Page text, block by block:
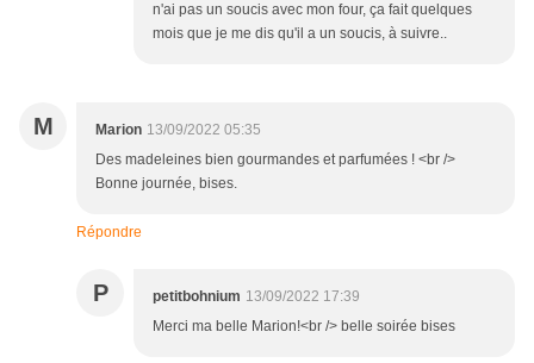
n'ai pas un soucis avec mon four, ça fait quelques
mois que je me dis qu'il a un soucis, à suivre..
M Marion 13/09/2022 05:35
Des madeleines bien gourmandes et parfumées ! <br />
Bonne journée, bises.
Répondre
P petitbohnium 13/09/2022 17:39
Merci ma belle Marion!<br /> belle soirée bises